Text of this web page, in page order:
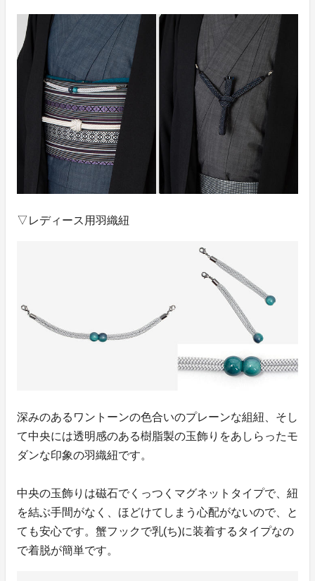
▽レディース用羽織紐
深みのあるワントーンの色合いのプレーンな組紐、そし
て中央には透明感のある樹脂製の玉飾りをあしらったモ
ダンな印象の羽織紐です。
中央の玉飾りは磁石でくっつくマグネットタイプで、紐
を結ぶ手間がなく、ほどけてしまう心配がないので、と
ても安心です。蟹フックで乳(ち)に装着するタイプなの
で着脱が簡単です。